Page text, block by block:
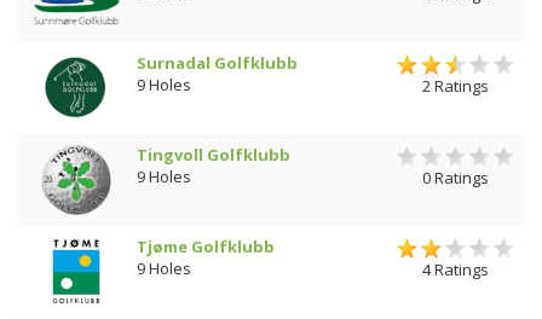
Surnadal Golfklubb
9 Holes
2 Ratings
Tingvoll Golfklubb
9 Holes
0 Ratings
Tjøme Golfklubb
9 Holes
4 Ratings